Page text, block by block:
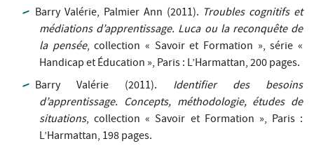
Barry Valérie, Palmier Ann (2011). Troubles cognitifs et
médiations d’apprentissage. Luca ou la reconquête de
la pensée, collection « Savoir et Formation », série «
Handicap et Éducation », Paris : L’Harmattan, 200 pages.
Barry Valérie (2011). Identifier des besoins
d’apprentissage. Concepts, méthodologie, études de
situations, collection « Savoir et Formation », Paris :
L’Harmattan, 198 pages.